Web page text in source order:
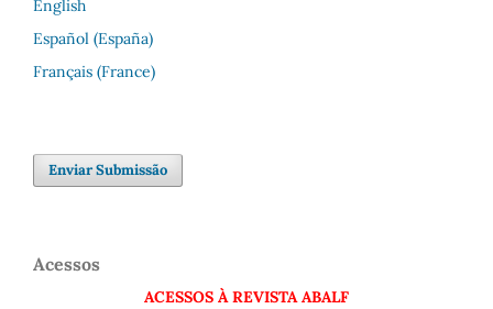
English
Español (España)
Français (France)
Enviar Submissão
Acessos
ACESSOS À REVISTA ABALF